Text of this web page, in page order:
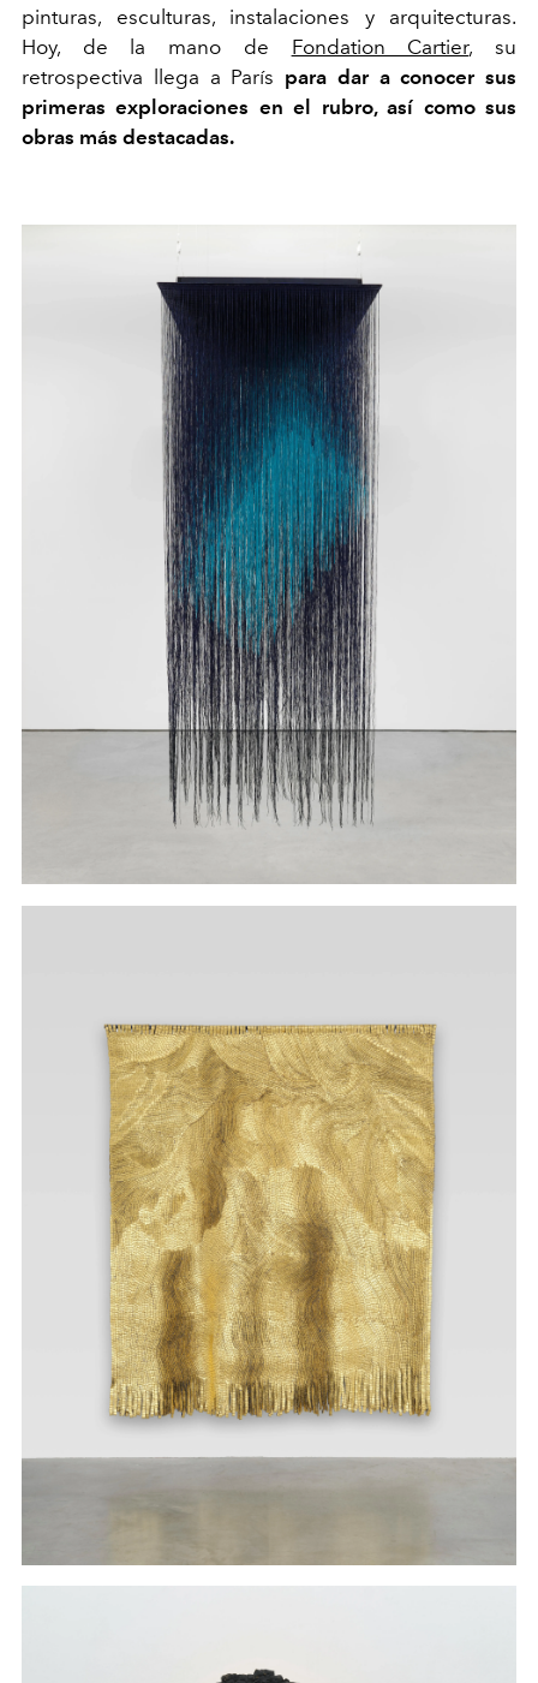
pinturas, esculturas, instalaciones y arquitecturas.
Hoy, de la mano de Fondation Cartier, su
retrospectiva llega a París para dar a conocer sus
primeras exploraciones en el rubro, así como sus
obras más destacadas.